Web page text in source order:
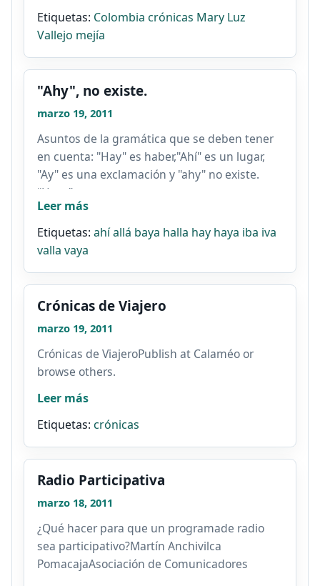
Etiquetas: Colombia crónicas Mary Luz
Vallejo mejía
"Ahy", no existe.
marzo 19, 2011
Asuntos de la gramática que se deben tener
en cuenta: "Hay" es haber,"Ahí" es un lugar,
"Ay" es una exclamación y "ahy" no existe.
“Haya” es...
Leer más
Etiquetas: ahíallá baya halla hay haya iba iva
valla vaya
Crónicas de Viajero
marzo 19, 2011
Crónicas de ViajeroPublish at Calaméo or
browse others.
Leer más
Etiquetas: crónicas
Radio Participativa
marzo 18, 2011
¿Qué hacer para que un programade radio
sea participativo?Martín Anchivilca
PomacajaAsociación de Comunicadores